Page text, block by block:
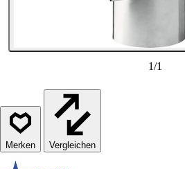
1/1
Vergleichen